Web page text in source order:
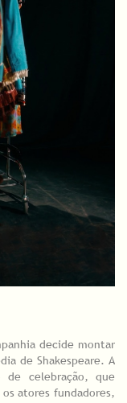
decide montar
de Shakespeare. A
de celebração, que
atores fundadores,